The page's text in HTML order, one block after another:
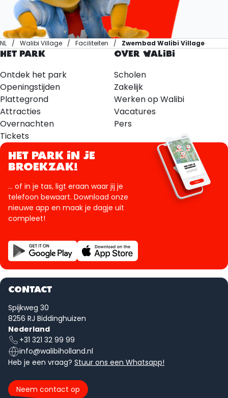
NL Walibi Village Faciliteiten
Zwembad Walibi Village
HET PARK
Ontdek het park
Openingstijden
Plattegrond
Attracties
Overnachten
Tickets
OVER WALIBI
Scholen
Zakelijk
Werken op Walibi
Vacatures
Pers
HET PARK IN JE
BROEKZAK!
... of in je tas, ligt eraan waar jij je
telefoon bewaart. Download onze
nieuwe app en maak je dagje uit
compleet!
CONTACT
Spijkweg 30
8256 RJ Biddinghuizen
Nederland
+31 321 32 99 99
info@walibiholland.nl
Heb je een vraag? Stuur ons een Whatsapp!
Neem contact op